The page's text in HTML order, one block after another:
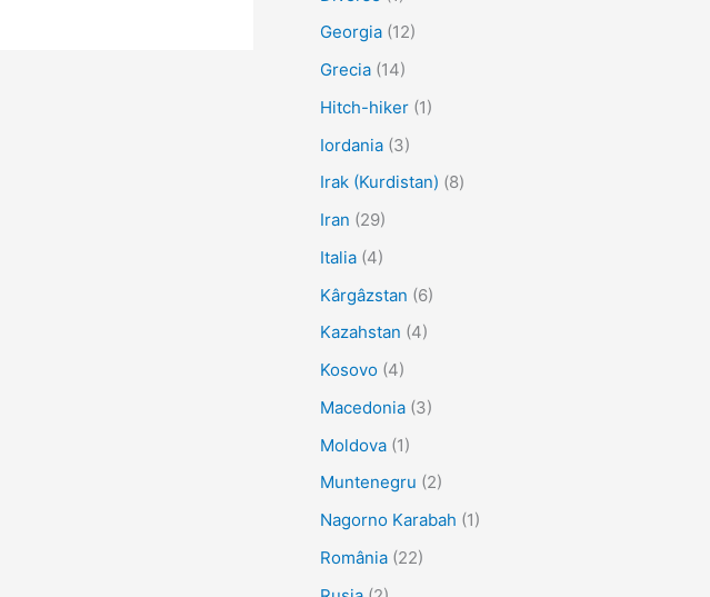
Georgia(12)
Grecia(14)
Hitch-hiker(1)
Iordania(3)
Irak (Kurdistan) (8)
Iran (29)
Italia(4)
Kârgâzstan (6)
Kazahstan (4)
Kosovo(4)
Macedonia(3)
Moldova(1)
Muntenegru (2)
Nagorno Karabah (1)
România(22)